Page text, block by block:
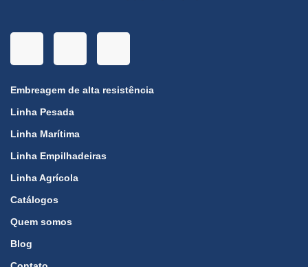
Embreagem de alta resistência
Linha Pesada
Linha Marítima
Linha Empilhadeiras
Linha Agrícola
Catálogos
Quem somos
Blog